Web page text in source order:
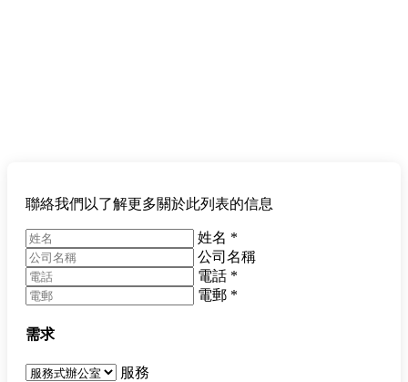
聯絡我們以了解更多關於此列表的信息
姓名 *
公司名稱
電話 *
電郵 *
需求
服務